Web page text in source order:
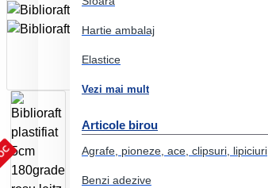
Hartie ambalaj
Elastice
Vezi mai mult
Articole birou
Agrafe, pioneze, ace, clipsuri, lipiciuri
Benzi adezive